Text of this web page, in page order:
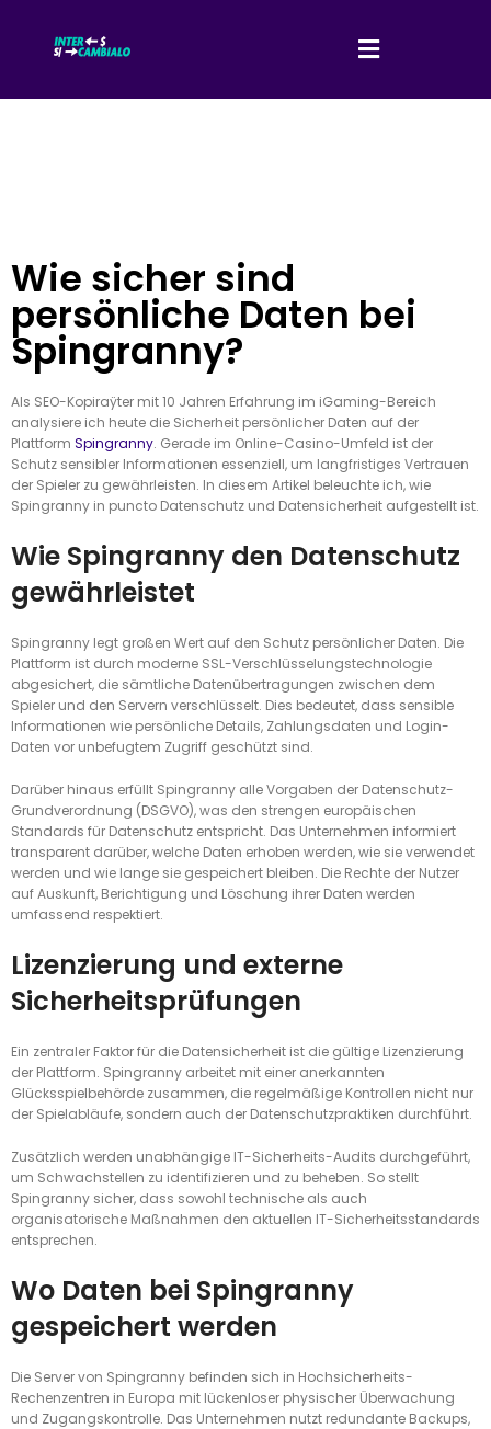
Wie sicher sind
persönliche Daten bei
Spingranny?
Als SEO-Kopiraÿter mit 10 Jahren Erfahrung im iGaming-Bereich
analysiere ich heute die Sicherheit persönlicher Daten auf der
Plattform Spingranny. Gerade im Online-Casino-Umfeld ist der
Schutz sensibler Informationen essenziell, um langfristiges Vertrauen
der Spieler zu gewährleisten. In diesem Artikel beleuchte ich, wie
Spingranny in puncto Datenschutz und Datensicherheit aufgestellt ist.
Wie Spingranny den Datenschutz
gewährleistet
Spingranny legt großen Wert auf den Schutz persönlicher Daten. Die
Plattform ist durch moderne SSL-Verschlüsselungstechnologie
abgesichert, die sämtliche Datenübertragungen zwischen dem
Spieler und den Servern verschlüsselt. Dies bedeutet, dass sensible
Informationen wie persönliche Details, Zahlungsdaten und Login-
Daten vor unbefugtem Zugriff geschützt sind.
Darüber hinaus erfüllt Spingranny alle Vorgaben der Datenschutz-
Grundverordnung (DSGVO), was den strengen europäischen
Standards für Datenschutz entspricht. Das Unternehmen informiert
transparent darüber, welche Daten erhoben werden, wie sie verwendet
werden und wie lange sie gespeichert bleiben. Die Rechte der Nutzer
auf Auskunft, Berichtigung und Löschung ihrer Daten werden
umfassend respektiert.
Lizenzierung und externe
Sicherheitsprüfungen
Ein zentraler Faktor für die Datensicherheit ist die gültige Lizenzierung
der Plattform. Spingranny arbeitet mit einer anerkannten
Glücksspielbehörde zusammen, die regelmäßige Kontrollen nicht nur
der Spielabläufe, sondern auch der Datenschutzpraktiken durchführt.
Zusätzlich werden unabhängige IT-Sicherheits-Audits durchgeführt,
um Schwachstellen zu identifizieren und zu beheben. So stellt
Spingranny sicher, dass sowohl technische als auch
organisatorische Maßnahmen den aktuellen IT-Sicherheitsstandards
entsprechen.
Wo Daten bei Spingranny
gespeichert werden
Die Server von Spingranny befinden sich in Hochsicherheits-
Rechenzentren in Europa mit lückenloser physischer Überwachung
und Zugangskontrolle. Das Unternehmen nutzt redundante Backups,